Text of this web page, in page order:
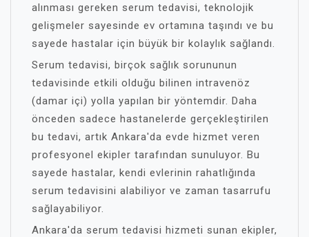
alınması gereken serum tedavisi, teknolojik
gelişmeler sayesinde ev ortamına taşındı ve bu
sayede hastalar için büyük bir kolaylık sağlandı.
Serum tedavisi, birçok sağlık sorununun
tedavisinde etkili olduğu bilinen intravenöz
(damar içi) yolla yapılan bir yöntemdir. Daha
önceden sadece hastanelerde gerçekleştirilen
bu tedavi, artık Ankara'da evde hizmet veren
profesyonel ekipler tarafından sunuluyor. Bu
sayede hastalar, kendi evlerinin rahatlığında
serum tedavisini alabiliyor ve zaman tasarrufu
sağlayabiliyor.
Ankara'da serum tedavisi hizmeti sunan ekipler,